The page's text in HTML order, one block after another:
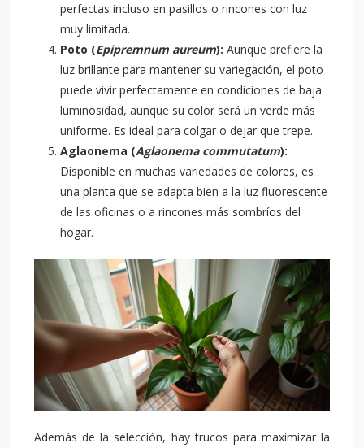
perfectas incluso en pasillos o rincones con luz
muy limitada.
Poto (Epipremnum aureum): Aunque prefiere la
luz brillante para mantener su variegación, el poto
puede vivir perfectamente en condiciones de baja
luminosidad, aunque su color será un verde más
uniforme. Es ideal para colgar o dejar que trepe.
Aglaonema (Aglaonema commutatum):
Disponible en muchas variedades de colores, es
una planta que se adapta bien a la luz fluorescente
de las oficinas o a rincones más sombríos del
hogar.
Además de la selección, hay trucos para maximizar la